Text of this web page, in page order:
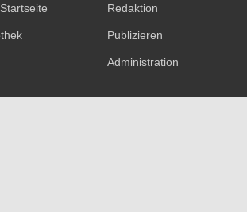
Redaktion
Publizieren
Administration